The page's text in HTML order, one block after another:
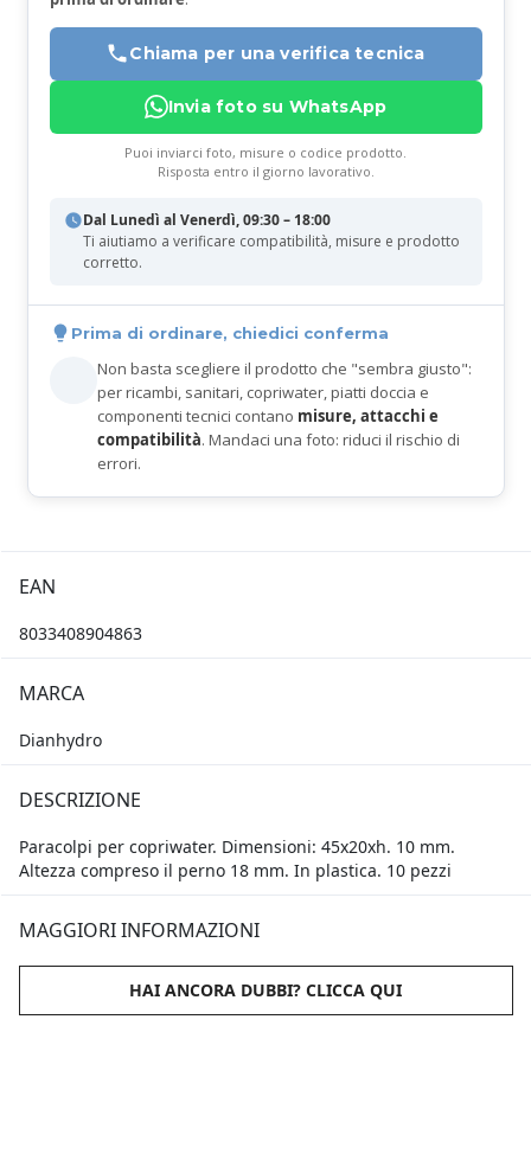
Chiama per una verifica tecnica
Invia foto su WhatsApp
Puoi inviarci foto, misure o codice prodotto.
Risposta entro il giorno lavorativo.
Dal Lunedì al Venerdì, 09:30 – 18:00
Ti aiutiamo a verificare compatibilità, misure e prodotto
corretto.
Prima di ordinare, chiedici conferma
Non basta scegliere il prodotto che "sembra giusto":
per ricambi, sanitari, copriwater, piatti doccia e
componenti tecnici contano misure, attacchi e
compatibilità. Mandaci una foto: riduci il rischio di
errori.
EAN
8033408904863
MARCA
Dianhydro
DESCRIZIONE
Paracolpi per copriwater. Dimensioni: 45x20xh. 10 mm.
Altezza compreso il perno 18 mm. In plastica. 10 pezzi
MAGGIORI INFORMAZIONI
HAI ANCORA DUBBI? CLICCA QUI